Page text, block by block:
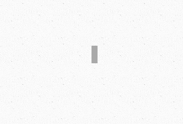
グルー量検出システム